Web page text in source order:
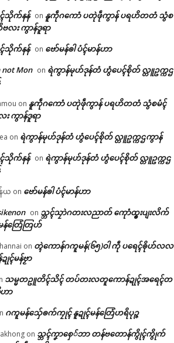
သိုက်နန် on နူကဵုဂကောံ ပတုဲဖဵုကွာန် ပရဟိတတံ သွံစ
လး ကွာန်ဒူရာ
သိုက်နန် on ဗော်မန်ၜါ ပံၚ်မာန်ဟာ
not Mon on ရဲကွာန်မုဟ်ဒုန်တံ ဟွံပေၚ်စိုတ် လ္တူဥက္ကဌ
on နူကဵုဂကောံ ပတုဲဖဵုကွာန် ပရဟိတတံ သွံစမံၚ်
ကွာန်ဒူရာ
on ရဲကွာန်မုဟ်ဒုန်တံ ဟွံပေၚ်စိုတ် လ္တူဥက္ကဌကွာန်
သိုက်နန် on ရဲကွာန်မုဟ်ဒုန်တံ ဟွံပေၚ်စိုတ် လ္တူဥက္ကဌ
ယ on ဗော်မန်ၜါ ပံၚ်မာန်ဟာ
on သ္ဘၚ်သၠာဲဂတးလညာတ် ကေုာံထ္ၜးပျးလိက်
တြေံတြဟ်
on တ္ၚဲကောန်ဂကူမန်(၆၅)ဝါ ကဵု ပရေၚ်ၜိုဟ်လလ
ၚ်မန်ဗၟာ
သမ္မတဥူတိၚ်သိၚ် တပ်တးလတူကောန်ဍုၚ်အရေၚ်တ
ာ
ဂကူမန်​သှ်ေၜက်ကၠုၚ် နူဍုၚ်မန်တြေံဟရိပုဉ္ဇ
on သ္ဘၚ်ကၞာစှေ်ဘာ တန်ဗတောန်ကွိုၚ်ကွိုက်